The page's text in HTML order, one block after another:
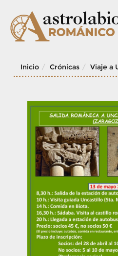
content
Inicio Crónicas Viaje a